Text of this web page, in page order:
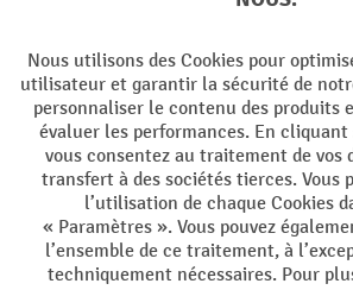
Langues
FR
Conditions générales de vente
Protection des Données Politique